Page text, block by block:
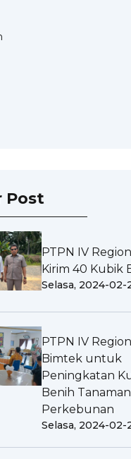
Post
PTPN IV
Kirim 40 Kubik
Selasa, 2024-02-
PTPN IV
Bimtek untuk
Peningkatan
Benih Tanaman
Perkebunan
Selasa, 2024-02-